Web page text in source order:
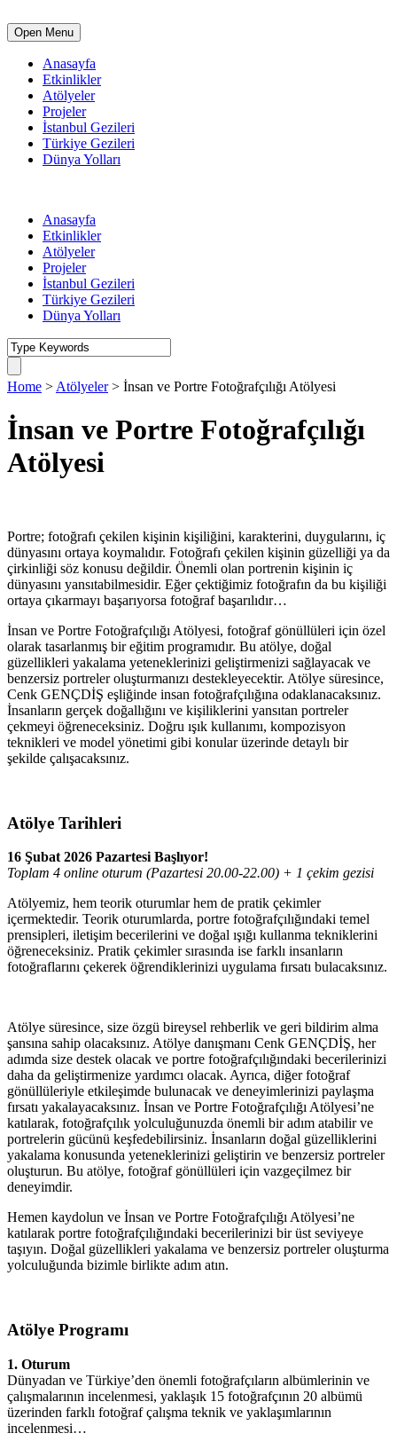
Open Menu
Anasayfa
Etkinlikler
Atölyeler
Projeler
İstanbul Gezileri
Türkiye Gezileri
Dünya Yolları
Anasayfa
Etkinlikler
Atölyeler
Projeler
İstanbul Gezileri
Türkiye Gezileri
Dünya Yolları
Home > Atölyeler > İnsan ve Portre Fotoğrafçılığı Atölyesi
İnsan ve Portre Fotoğrafçılığı
Atölyesi
Portre; fotoğrafı çekilen kişinin kişiliğini, karakterini, duygularını, iç
dünyasını ortaya koymalıdır. Fotoğrafı çekilen kişinin güzelliği ya da
çirkinliği söz konusu değildir. Önemli olan portrenin kişinin iç
dünyasını yansıtabilmesidir. Eğer çektiğimiz fotoğrafın da bu kişiliği
ortaya çıkarmayı başarıyorsa fotoğraf başarılıdır…
İnsan ve Portre Fotoğrafçılığı Atölyesi, fotoğraf gönüllüleri için özel
olarak tasarlanmış bir eğitim programıdır. Bu atölye, doğal
güzellikleri yakalama yeteneklerinizi geliştirmenizi sağlayacak ve
benzersiz portreler oluşturmanızı destekleyecektir. Atölye süresince,
Cenk GENÇDİŞ eşliğinde insan fotoğrafçılığına odaklanacaksınız.
İnsanların gerçek doğallığını ve kişiliklerini yansıtan portreler
çekmeyi öğreneceksiniz. Doğru ışık kullanımı, kompozisyon
teknikleri ve model yönetimi gibi konular üzerinde detaylı bir
şekilde çalışacaksınız.
Atölye Tarihleri
16 Şubat 2026 Pazartesi Başlıyor!
Toplam 4 online oturum (Pazartesi 20.00-22.00) + 1 çekim gezisi
Atölyemiz, hem teorik oturumlar hem de pratik çekimler
içermektedir. Teorik oturumlarda, portre fotoğrafçılığındaki temel
prensipleri, iletişim becerilerini ve doğal ışığı kullanma tekniklerini
öğreneceksiniz. Pratik çekimler sırasında ise farklı insanların
fotoğraflarını çekerek öğrendiklerinizi uygulama fırsatı bulacaksınız.
Atölye süresince, size özgü bireysel rehberlik ve geri bildirim alma
şansına sahip olacaksınız. Atölye danışmanı Cenk GENÇDİŞ, her
adımda size destek olacak ve portre fotoğrafçılığındaki becerilerinizi
daha da geliştirmenize yardımcı olacak. Ayrıca, diğer fotoğraf
gönüllüleriyle etkileşimde bulunacak ve deneyimlerinizi paylaşma
fırsatı yakalayacaksınız. İnsan ve Portre Fotoğrafçılığı Atölyesi’ne
katılarak, fotoğrafçılık yolculuğunuzda önemli bir adım atabilir ve
portrelerin gücünü keşfedebilirsiniz. İnsanların doğal güzelliklerini
yakalama konusunda yeteneklerinizi geliştirin ve benzersiz portreler
oluşturun. Bu atölye, fotoğraf gönüllüleri için vazgeçilmez bir
deneyimdir.
Hemen kaydolun ve İnsan ve Portre Fotoğrafçılığı Atölyesi’ne
katılarak portre fotoğrafçılığındaki becerilerinizi bir üst seviyeye
taşıyın. Doğal güzellikleri yakalama ve benzersiz portreler oluşturma
yolculuğunda bizimle birlikte adım atın.
Atölye Programı
1. Oturum
Dünyadan ve Türkiye’den önemli fotoğrafçıların albümlerinin ve
çalışmalarının incelenmesi, yaklaşık 15 fotoğrafçının 20 albümü
üzerinden farklı fotoğraf çalışma teknik ve yaklaşımlarının
incelenmesi…